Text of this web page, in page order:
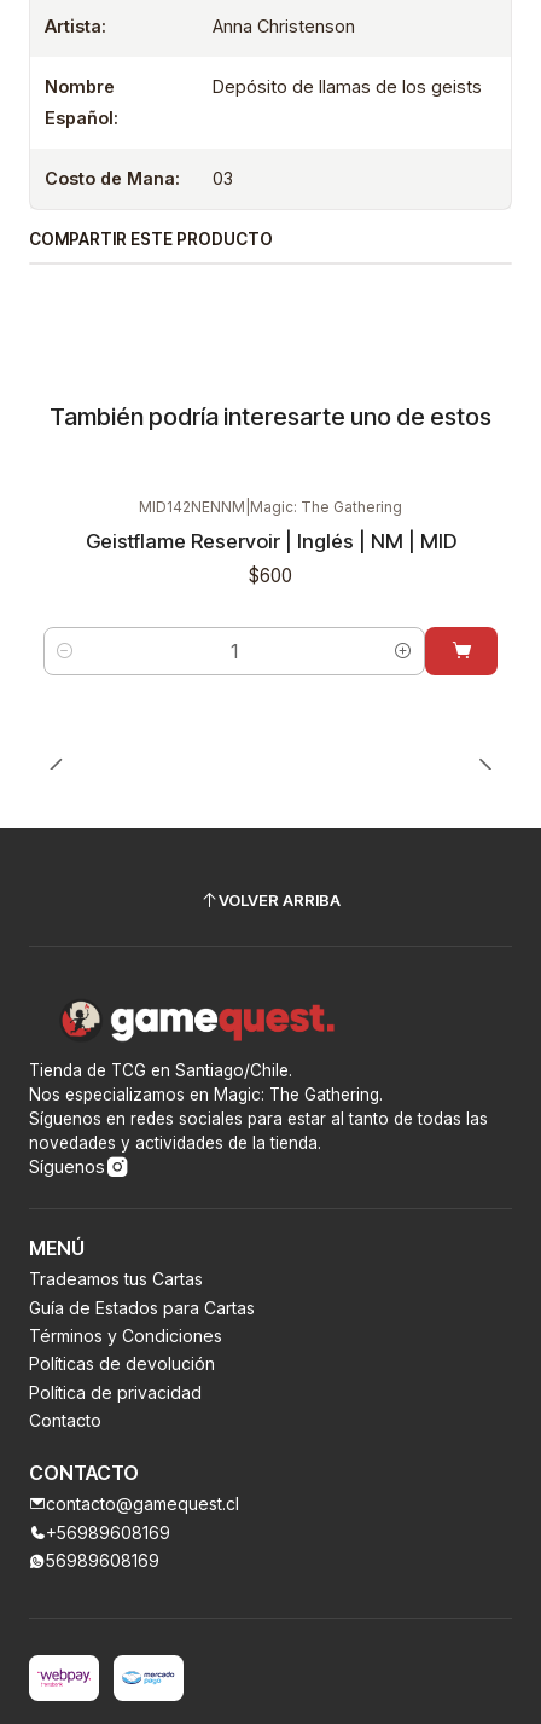
Artista: Anna Christenson
Nombre
Español:
Depósito de llamas de los geists
Costo de Mana: 03
COMPARTIR ESTE PRODUCTO
También podría interesarte uno de estos
MID142NENNM Magic: The Gathering
Geistflame Reservoir | Inglés | NM | MID
$600
Cantidad
VOLVER ARRIBA
Tienda de TCG en Santiago/Chile.
Nos especializamos en Magic: The Gathering.
Síguenos en redes sociales para estar al tanto de todas las
novedades y actividades de la tienda.
Síguenos
MENÚ
Tradeamos tus Cartas
Guía de Estados para Cartas
Términos y Condiciones
Políticas de devolución
Política de privacidad
Contacto
CONTACTO
contacto@gamequest.cl
+56989608169
56989608169